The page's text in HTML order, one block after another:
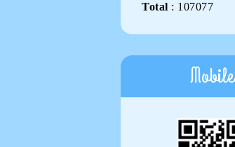
Total : 107077
Mobile